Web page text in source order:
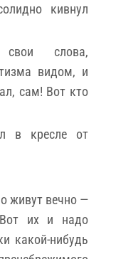
кивнул
слова,
видом, и
сам! Вот кто
в кресле от
живут вечно —
их и надо
какой-нибудь